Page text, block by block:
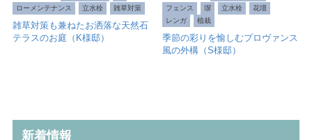
雑草対策も兼ねたお洒落な天然石
テラスのお庭（K様邸）
ローメンテナンス
立水栓 雑草対策
季節の彩りを愉しむプロヴァンス
風の外構（S様邸）
フェンス
塀 立水栓
花壇
レンガ
植栽
新着情報